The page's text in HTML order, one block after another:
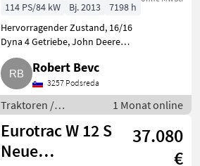
114 PS/84 kW Bj. 2013
7198 h
Hervorragender Zustand, 16/16
Dyna 4 Getriebe, John Deere
Motor. Vier hydr. Anschlüsse,
540/750/1.000/1.250 U/min
Zapfwelle, EHR hydr., hydr.
Anhängerbremsen, Klimaa
Robert Bevc
3257 Podsreda
Traktoren /
Standard Traktoren
1 Monat online
Eurotrac W 12 S
Neue
37.080
€